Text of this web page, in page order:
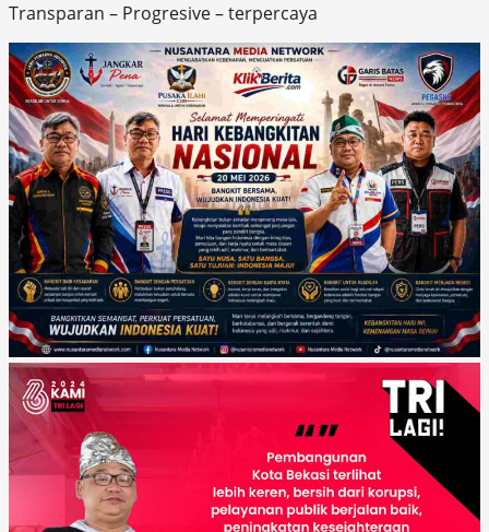
Transparan – Progresive – terpercaya